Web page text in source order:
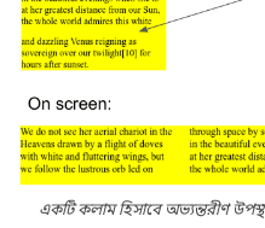
একটি কলাম হিসাবে অভ্যন্তরীণ